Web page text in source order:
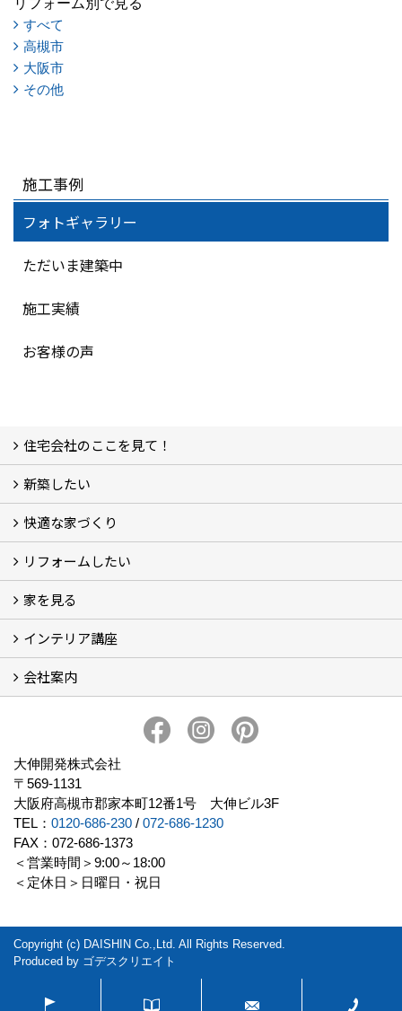
リフォーム別で見る
すべて
高槻市
大阪市
その他
施工事例
フォトギャラリー
ただいま建築中
施工実績
お客様の声
住宅会社のここを見て！
家づくりをはじめる前に
施主をラクさせる会社とは？
理想の家を建てるには？
新築したい
こだわり
大伸の家づくり体制
地熱＆太陽光の家
家づくりスケジュール
アフター・保証体制
快適な家づくり
建替えたい
リフォームしたい
小さなリフォーム
大きなリフォーム
ビフォーアフター
家を見る
お客様の声
フォトギャラリー
ただいま建築中
施工実績
インテリア講座
イベント予告
イベント報告
会社案内
プライバシーポリシー
大伸開発株式会社
〒569-1131
大阪府高槻市郡家本町12番1号 大伸ビル3F
TEL： 0120-686-230 / 072-686-1230
FAX：072-686-1373
＜営業時間＞9:00～18:00
＜定休日＞日曜日・祝日
Copyright (c) DAISHIN Co.,Ltd. All Rights Reserved.
Produced by ゴデスクリエイト